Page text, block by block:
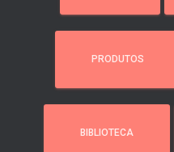
PRODUTOS
BIBLIOTECA